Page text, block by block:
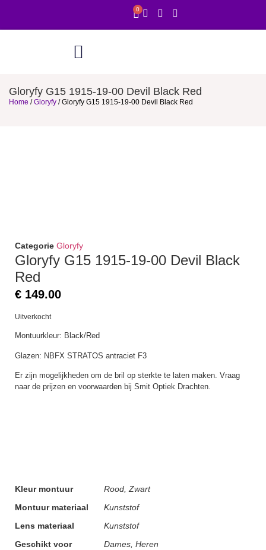
0
Gloryfy G15 1915-19-00 Devil Black Red
Home /Gloryfy / Gloryfy G15 1915-19-00 Devil Black Red
Categorie Gloryfy
Gloryfy G15 1915-19-00 Devil Black
Red
€ 149.00
Uitverkocht
Montuurkleur: Black/Red
Glazen: NBFX STRATOS antraciet F3
Er zijn mogelijkheden om de bril op sterkte te laten maken. Vraag
naar de prijzen en voorwaarden bij Smit Optiek Drachten.
Kleur montuur
Rood, Zwart
Montuur materiaal
Kunststof
Lens materiaal
Kunststof
Geschikt voor
Dames, Heren